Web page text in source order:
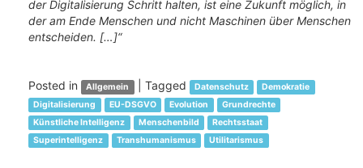
der Digitalisierung Schritt halten, ist eine Zukunft möglich, in
der am Ende Menschen und nicht Maschinen über Menschen
entscheiden. […]“
Posted in Allgemein Tagged Datenschutz
Demokratie
Digitalisierung
EU-DSGVO Evolution
Grundrechte
Künstliche Intelligenz
Menschenbild
Rechtsstaat
Superintelligenz
Transhumanismus Utilitarismus